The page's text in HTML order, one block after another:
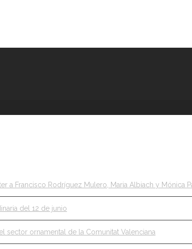
a Francisco Rodríguez Mulero, Maria Albiach y Mónica
del 12 de junio
sector ornamental de la Comunitat Valenciana